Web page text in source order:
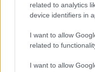
related to analytics
device identifiers in
I want to allow
related to
I want to allow